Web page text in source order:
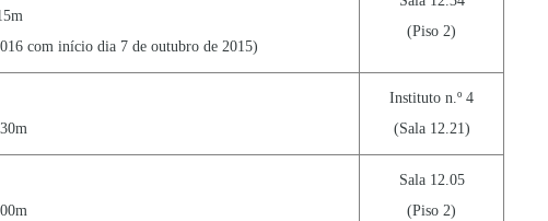
com início dia 7 de outubro de 2015)
(Piso 2)
Instituto n.º 4
(Sala 12.21)
Sala 12.05
(Piso 2)